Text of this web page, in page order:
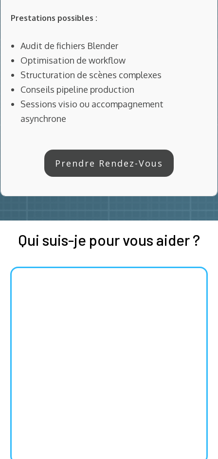
Prestations possibles :
Audit de fichiers Blender
Optimisation de workflow
Structuration de scènes complexes
Conseils pipeline production
Sessions visio ou accompagnement
asynchrone
Prendre Rendez-Vous
Qui suis-je pour vous aider ?